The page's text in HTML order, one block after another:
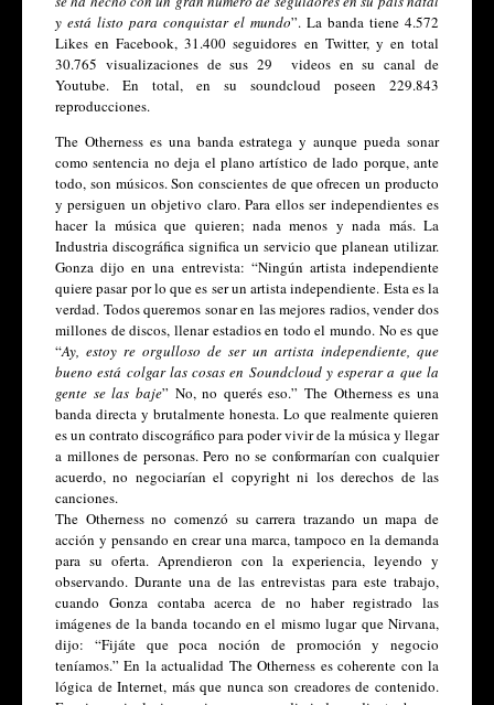
y está listo para conquistar el mundo”. La banda tiene 4.572
Likes en Facebook, 31.400 seguidores en Twitter, y en total
30.765 visualizaciones de sus 29  videos en su canal de
Youtube. En total, en su soundcloud poseen 229.843
reproducciones.
The Otherness es una banda estratega y aunque pueda sonar
como sentencia no deja el plano artístico de lado porque, ante
todo, son músicos. Son conscientes de que ofrecen un producto
y persiguen un objetivo claro. Para ellos ser independientes es
hacer la música que quieren; nada menos y nada más. La
Industria discográfica significa un servicio que planean utilizar.
Gonza dijo en una entrevista: “Ningún artista independiente
quiere pasar por lo que es ser un artista independiente. Esta es la
verdad. Todos queremos sonar en las mejores radios, vender dos
millones de discos, llenar estadios en todo el mundo. No es que
“Ay, estoy re orgulloso de ser un artista independiente, que
bueno está colgar las cosas en Soundcloud y esperar a que la
gente se las baje” No, no querés eso.” The Otherness es una
banda directa y brutalmente honesta. Lo que realmente quieren
es un contrato discográfico para poder vivir de la música y llegar
a millones de personas. Pero no se conformarían con cualquier
acuerdo, no negociarían el copyright ni los derechos de las
canciones.
The Otherness no comenzó su carrera trazando un mapa de
acción y pensando en crear una marca, tampoco en la demanda
para su oferta. Aprendieron con la experiencia, leyendo y
observando. Durante una de las entrevistas para este trabajo,
cuando Gonza contaba acerca de no haber registrado las
imágenes de la banda tocando en el mismo lugar que Nirvana,
dijo: “Fijáte que poca noción de promoción y negocio
teníamos.” En la actualidad The Otherness es coherente con la
lógica de Internet, más que nunca son creadores de contenido.